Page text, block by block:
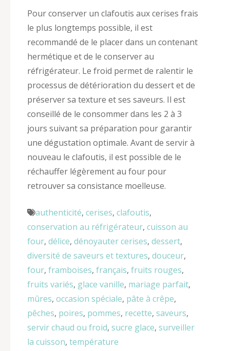
Pour conserver un clafoutis aux cerises frais
le plus longtemps possible, il est
recommandé de le placer dans un contenant
hermétique et de le conserver au
réfrigérateur. Le froid permet de ralentir le
processus de détérioration du dessert et de
préserver sa texture et ses saveurs. Il est
conseillé de le consommer dans les 2 à 3
jours suivant sa préparation pour garantir
une dégustation optimale. Avant de servir à
nouveau le clafoutis, il est possible de le
réchauffer légèrement au four pour
retrouver sa consistance moelleuse.
authenticité, cerises, clafoutis,
conservation au réfrigérateur, cuisson au
four, délice, dénoyauter cerises, dessert,
diversité de saveurs et textures, douceur,
four, framboises, français, fruits rouges,
fruits variés, glace vanille, mariage parfait,
mûres, occasion spéciale, pâte à crêpe,
pêches, poires, pommes, recette, saveurs,
servir chaud ou froid, sucre glace, surveiller
la cuisson, température